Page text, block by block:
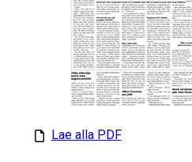
Lae alla PDF